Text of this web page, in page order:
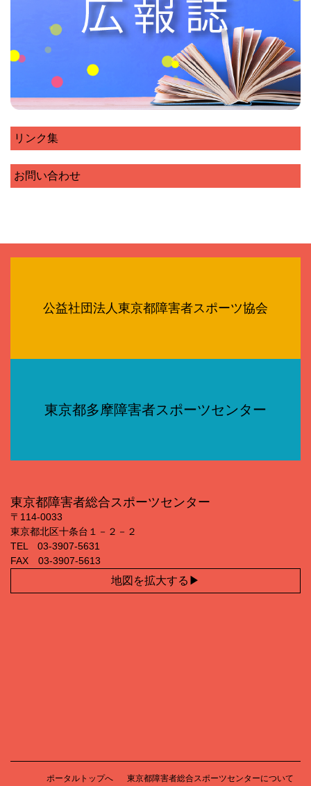
リンク集
お問い合わせ
公益社団法人東京都障害者スポーツ協会
東京都多摩障害者スポーツセンター
東京都障害者総合スポーツセンター
〒114‐0033
東京都北区十条台１－２－２
TEL 03‐3907‐5631
FAX 03‐3907‐5613
地図を拡大する
ポータルトップへ 東京都障害者総合スポーツセンターについて